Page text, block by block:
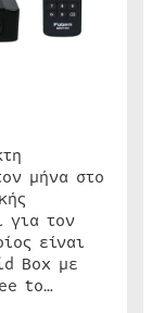
μήνα στο
για τον
είναι
Box με
to…